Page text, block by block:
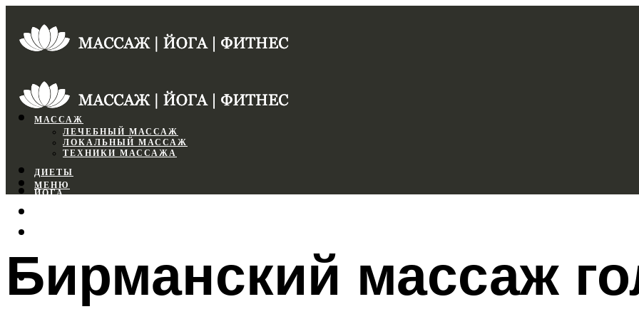
МАССАЖ
ЛЕЧЕБНЫЙ МАССАЖ
ЛОКАЛЬНЫЙ МАССАЖ
ТЕХНИКИ МАССАЖА
ДИЕТЫ
ЙОГА
МЕНЮ
МЕНЮ
Бирманский массаж